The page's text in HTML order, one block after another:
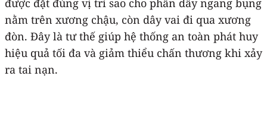
nằm trên xương chậu, còn dây vai đi qua xương
đòn. Đây là tư thế giúp hệ thống an toàn phát huy
hiệu quả tối đa và giảm thiểu chấn thương khi xảy
ra tai nạn.